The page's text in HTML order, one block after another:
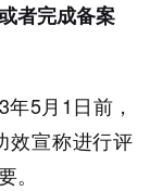
者完成备案
5月1日前，
效宣称进行评
。